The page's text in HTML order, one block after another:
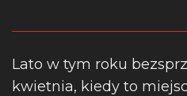
Lato w tym roku
kwietnia, kiedy to